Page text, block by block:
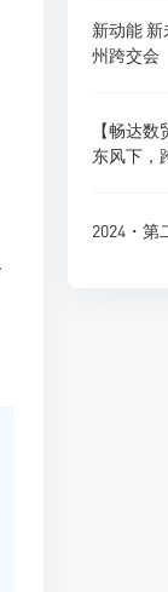
新动能
州跨交会
【畅达
东风下，
2024・第
创新与